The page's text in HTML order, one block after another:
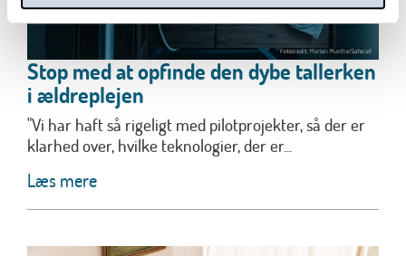
Stop med at opfinde den dybe tallerken
i ældreplejen
"Vi har haft så rigeligt med pilotprojekter, så der er
klarhed over, hvilke teknologier, der er...
Læs mere